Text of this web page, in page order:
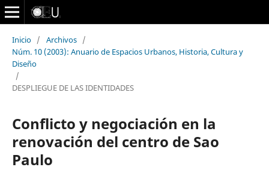
Inicio / Archivos /
Núm. 10 (2003): Anuario de Espacios Urbanos, Historia, Cultura y
Diseño
/
DESPLIEGUE DE LAS IDENTIDADES
Conflicto y negociación en la
renovación del centro de Sao
Paulo